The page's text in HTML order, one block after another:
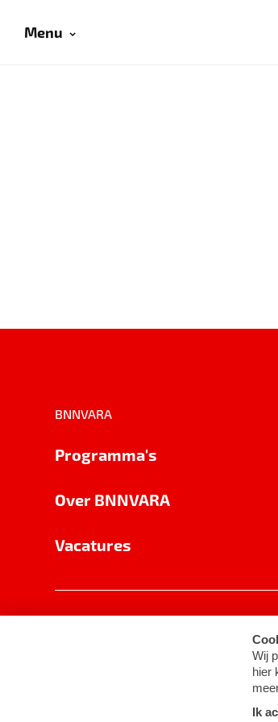
Menu
BNNVARA
Programma's
Over BNNVARA
Vacatures
Cookie-instellingen